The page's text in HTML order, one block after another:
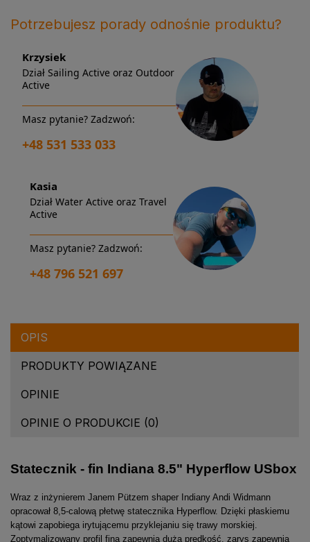
Potrzebujesz porady odnośnie produktu?
Krzysiek
Dział Sailing Active oraz Outdoor
Active
Masz pytanie? Zadzwoń:
+48 531 533 033
Kasia
Dział Water Active oraz Travel
Active
Masz pytanie? Zadzwoń:
+48 796 521 697
OPIS
PRODUKTY POWIĄZANE
OPINIE
OPINIE O PRODUKCIE (0)
Statecznik - fin Indiana 8.5" Hyperflow USbox
Wraz z inżynierem Janem Pützem shaper Indiany Andi Widmann
opracował 8,5-calową płetwę statecznika Hyperflow. Dzięki płaskiemu
kątowi zapobiega irytującemu przyklejaniu się trawy morskiej.
Zoptymalizowany profil fina zapewnia dużą prędkość, zarys zapewnia